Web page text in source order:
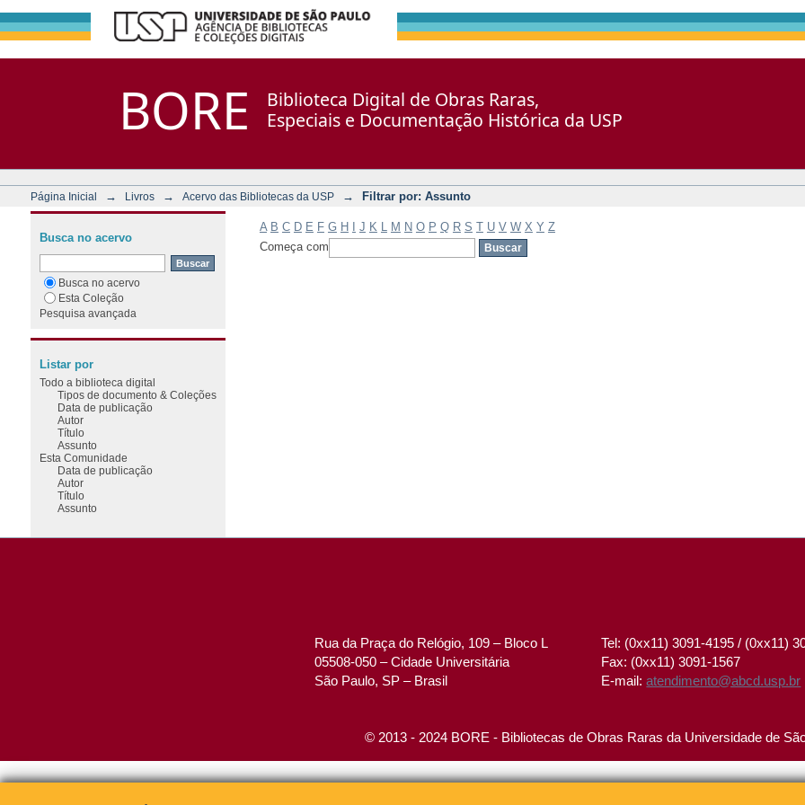
BORE
Biblioteca Digital de Obras Raras,
Especiais e Documentação Histórica da USP
Página Inicial → Livros → Acervo das Bibliotecas da USP → Filtrar por: Assunto
A B C D E F G H J K M N O P Q R S T U V W X Y Z
Começa com
Busca no acervo
Busca no acervo
Esta Coleção
Pesquisa avançada
Listar por
Todo a biblioteca digital
Tipos de documento & Coleções
Data de publicação
Autor
Título
Assunto
Esta Comunidade
Data de publicação
Autor
Título
Assunto
Rua da Praça do Relógio, 109 – Bloco L
05508-050 – Cidade Universitária
São Paulo, SP – Brasil
Tel: (0xx11) 3091-4195 / (0xx11)
Fax: (0xx11) 3091-1567
E-mail:atendimento@abcd.usp.br
© 2013 - 2024 BORE - Bibliotecas de Obras Raras da Universidade de